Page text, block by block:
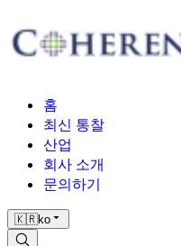
홈
최신 통찰
산업
회사 소개
문의하기
🇰🇷ko